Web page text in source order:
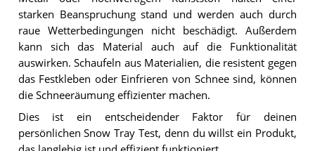
starken Beanspruchung stand und werden auch durch
raue Wetterbedingungen nicht beschädigt. Außerdem
kann sich das Material auch auf die Funktionalität
auswirken. Schaufeln aus Materialien, die resistent gegen
das Festkleben oder Einfrieren von Schnee sind, können
die Schneeräumung effizienter machen.
Dies ist ein entscheidender Faktor für deinen
persönlichen Snow Tray Test, denn du willst ein Produkt,